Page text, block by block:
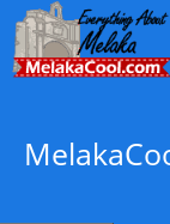
Skip
to
content